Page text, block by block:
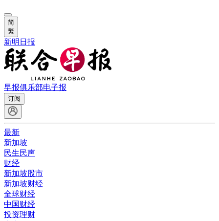
简
繁
新明日报
早报俱乐部电子报
订阅
最新
新加坡
民生民声
财经
新加坡股市
新加坡财经
全球财经
中国财经
投资理财